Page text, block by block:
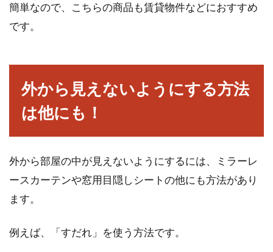
簡単なので、こちらの商品も賃貸物件などにおすすめ
です。
外から見えないようにする方法
は他にも！
外から部屋の中が見えないようにするには、ミラーレ
ースカーテンや窓用目隠しシートの他にも方法があり
ます。
例えば、「すだれ」を使う方法です。